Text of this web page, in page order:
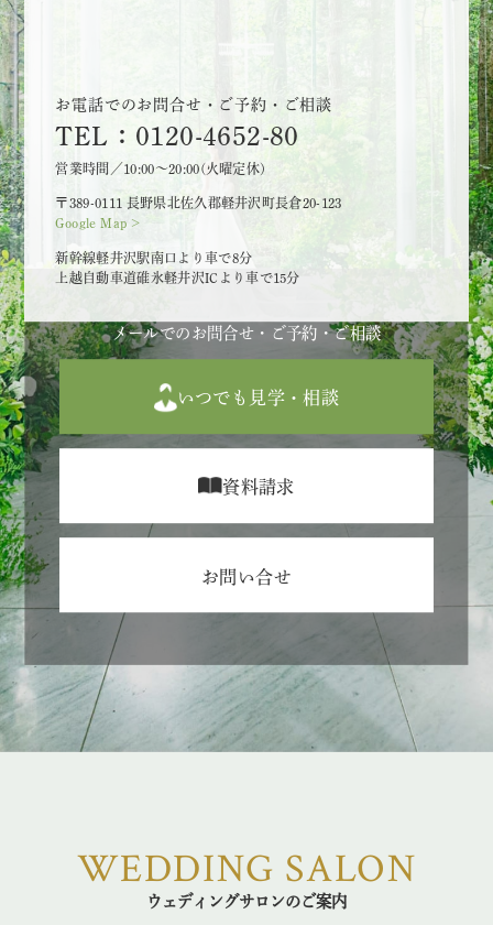
お電話でのお問合せ・ご予約・ご相談
TEL：0120-4652-80
営業時間／10:00～20:00(火曜定休)
〒389-0111 長野県北佐久郡軽井沢町長倉20-123
Google Map >
新幹線軽井沢駅南口より車で8分
上越自動車道碓氷軽井沢ICより車で15分
メールでのお問合せ・ご予約・ご相談
いつでも見学・相談
資料請求
お問い合せ
WEDDING SALON
ウェディングサロンのご案内